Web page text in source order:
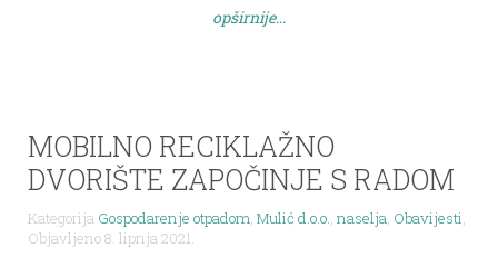
Božava s početkom u 15:00h LUKA – prostor mjesnog
opširnije...
MOBILNO RECIKLAŽNO
DVORIŠTE ZAPOČINJE S RADOM
Kategorija Gospodarenje otpadom, Mulić d.o.o., naselja, Obavijesti,
Objavljeno 8. lipnja 2021.